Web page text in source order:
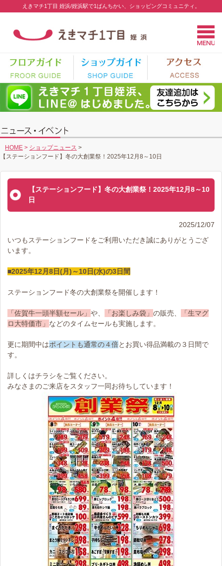
えきマチ1丁目 姪浜/姪浜駅で1ばんちかい、ショッピングコミュニティ。
HOME > ショップニュース >
【ステーションフード】冬の大創業祭！2025年12月8～10日
【ステーションフード】冬の大創業祭！2025年12月8～10
日
2025/12/07
いつもステーションフードをご利用いただき誠にありがとうござ
います。
■2025年12月8日(月)～10日(水)の3日間
ステーションフード冬の大創業祭を開催します！
「佐賀牛一頭半額セール」 や、 「お楽しみ袋」 の販売、
「生マグ
ロ大特価市」 などのタイムセールも実施します。
更に期間中はポイントも通常の４倍とお買い得品満載の３日間で
す。
詳しくはチラシをご覧ください。
みなさまのご来店をスタッフ一同お待ちしています！